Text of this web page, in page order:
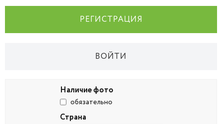
РЕГИСТРАЦИЯ
ВОЙТИ
Наличие фото
обязательно
Страна